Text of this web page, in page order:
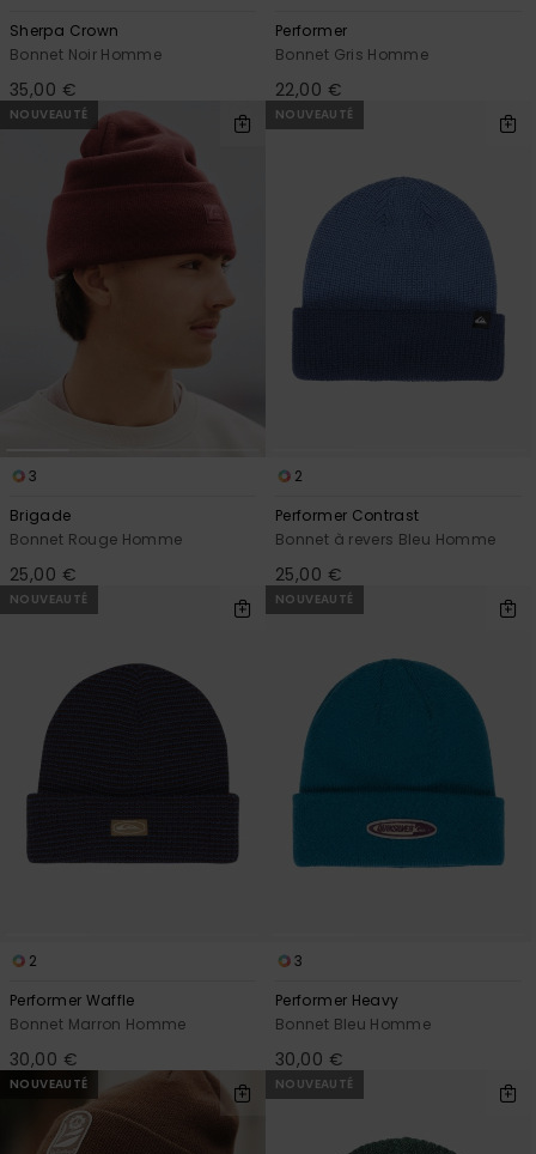
Sherpa Crown
Bonnet Noir Homme
35,00 €
Performer
Bonnet Gris Homme
22,00 €
NOUVEAUTÉ
3
Brigade
Bonnet Rouge Homme
25,00 €
NOUVEAUTÉ
2
Performer Contrast
Bonnet à revers Bleu Homme
25,00 €
NOUVEAUTÉ
2
Performer Waffle
Bonnet Marron Homme
30,00 €
NOUVEAUTÉ
3
Performer Heavy
Bonnet Bleu Homme
30,00 €
NOUVEAUTÉ NOUVEAUTÉ